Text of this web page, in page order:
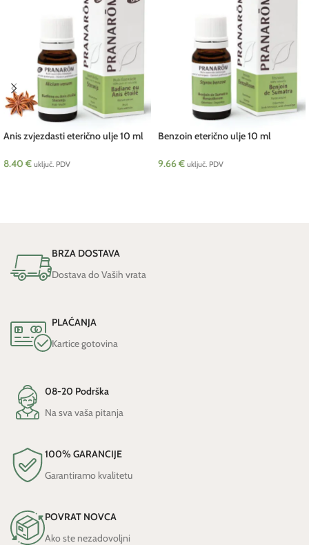
Anis zvjezdasti eterično ulje 10 ml
8.40 € uključ. PDV
Benzoin eterično ulje 10 ml
9.66€ uključ. PDV
BRZA DOSTAVA
Dostava do Vaših vrata
PLAĆANJA
Kartice gotovina
08-20 Podrška
Na sva vaša pitanja
100% GARANCIJE
Garantiramo kvalitetu
POVRAT NOVCA
Ako ste nezadovoljni